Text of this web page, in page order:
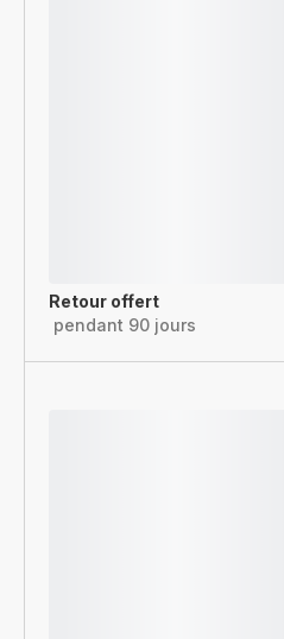
Retour offert
pendant 90 jours